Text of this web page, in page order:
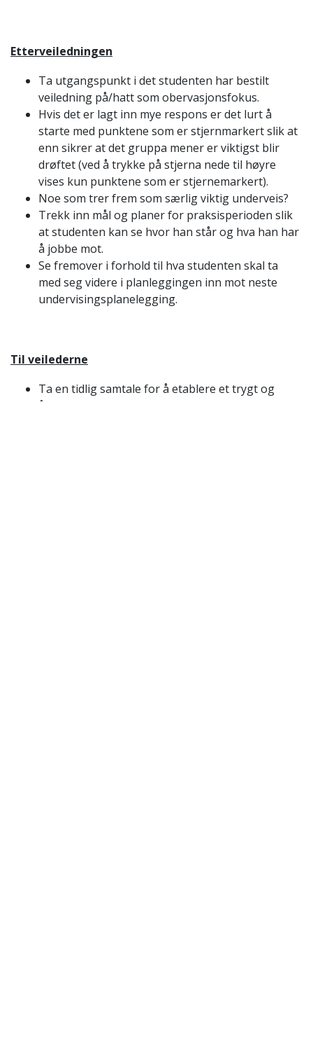
Etterveiledningen
Ta utgangspunkt i det studenten har bestilt
veiledning på/hatt som obervasjonsfokus.
Hvis det er lagt inn mye respons er det lurt å
starte med punktene som er stjernmarkert slik at
enn sikrer at det gruppa mener er viktigst blir
drøftet (ved å trykke på stjerna nede til høyre
vises kun punktene som er stjernemarkert).
Noe som trer frem som særlig viktig underveis?
Trekk inn mål og planer for praksisperioden slik
at studenten kan se hvor han står og hva han har
å jobbe mot.
Se fremover i forhold til hva studenten skal ta
med seg videre i planleggingen inn mot neste
undervisingsplanelegging.
Til veilederne
Ta en tidlig samtale for å etablere et trygt og
åpent miljø i praksisgruppa.